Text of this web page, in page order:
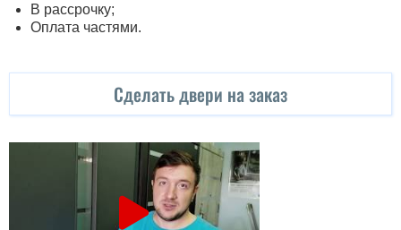
В рассрочку;
Оплата частями.
Сделать двери на заказ